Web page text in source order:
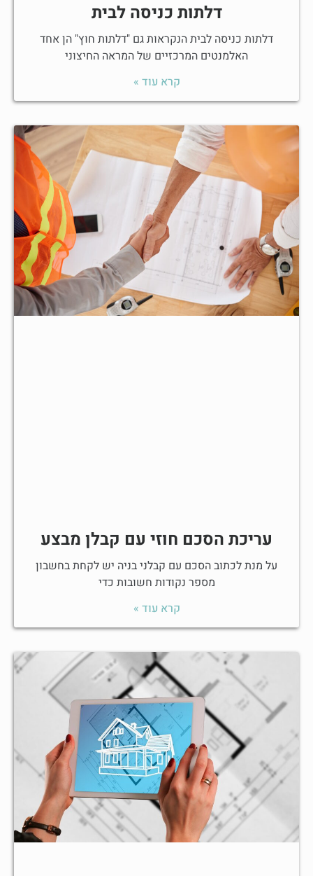
דלתות כניסה לבית
דלתות כניסה לבית הנקראות גם "דלתות חוץ" הן אחד
האלמנטים המרכזיים של המראה החיצוני
קרא עוד »
עריכת הסכם חוזי עם קבלן מבצע
על מנת לכתוב הסכם עם קבלני בניה יש לקחת בחשבון
מספר נקודות חשובות כדי
קרא עוד »